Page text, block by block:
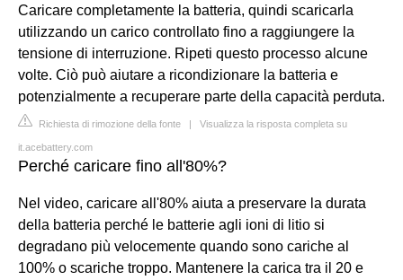
Caricare completamente la batteria, quindi scaricarla
utilizzando un carico controllato fino a raggiungere la
tensione di interruzione. Ripeti questo processo alcune
volte. Ciò può aiutare a ricondizionare la batteria e
potenzialmente a recuperare parte della capacità perduta.
Richiesta di rimozione della fonte | Visualizza la risposta completa su
it.acebattery.com
Perché caricare fino all'80%?
Nel video, caricare all'80% aiuta a preservare la durata
della batteria perché le batterie agli ioni di litio si
degradano più velocemente quando sono cariche al
100% o scariche troppo. Mantenere la carica tra il 20 e